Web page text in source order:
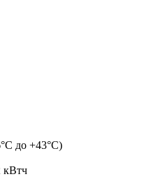
до +43°C)
кВтч